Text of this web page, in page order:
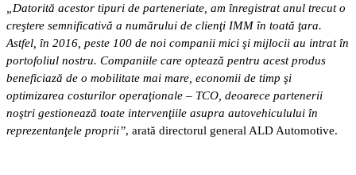
„Datorită acestor tipuri de parteneriate, am înregistrat anul trecut o
creştere semnificativă a numărului de clienţi IMM în toată ţara.
Astfel, în 2016, peste 100 de noi companii mici şi mijlocii au intrat în
portofoliul nostru. Companiile care optează pentru acest produs
beneficiază de o mobilitate mai mare, economii de timp şi
optimizarea costurilor operaţionale – TCO, deoarece partenerii
noştri gestionează toate intervenţiile asupra autovehiculului în
reprezentanţele proprii”, arată directorul general ALD Automotive.